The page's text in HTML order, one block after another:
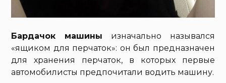
Бардачок машины изначально назывался
«ящиком для перчаток»: он был предназначен
для хранения перчаток, в которых первые
автомобилисты предпочитали водить машину.